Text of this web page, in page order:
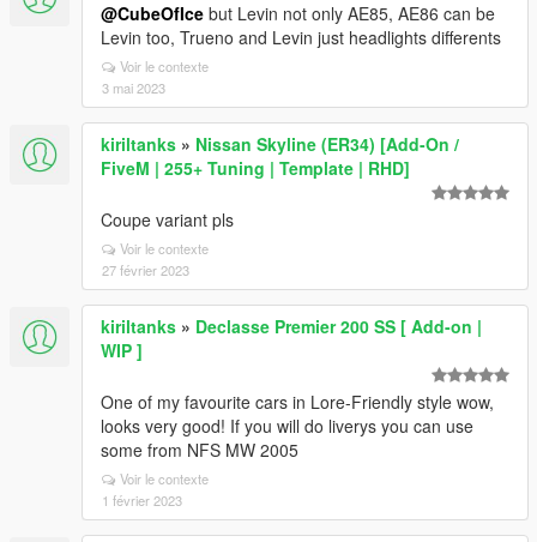
@CubeOfIce but Levin not only AE85, AE86 can be
Levin too, Trueno and Levin just headlights differents
Voir le contexte
3 mai 2023
kiriltanks » Nissan Skyline (ER34) [Add-On /
FiveM | 255+ Tuning | Template | RHD]
Coupe variant pls
Voir le contexte
27 février 2023
kiriltanks » Declasse Premier 200 SS [ Add-on |
WIP ]
One of my favourite cars in Lore-Friendly style wow,
looks very good! If you will do liverys you can use
some from NFS MW 2005
Voir le contexte
1 février 2023